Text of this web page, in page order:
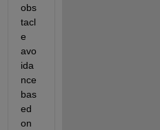
obs
tacl
e
avo
ida
nce
bas
ed
on